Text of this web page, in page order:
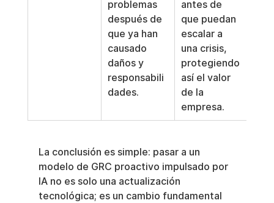
problemas
después de
que ya han
causado
daños y
responsabili
dades.
antes de
que puedan
escalar a
una crisis,
protegiendo
así el valor
de la
empresa.
La conclusión es simple: pasar a un
modelo de GRC proactivo impulsado por
IA no es solo una actualización
tecnológica; es un cambio fundamental